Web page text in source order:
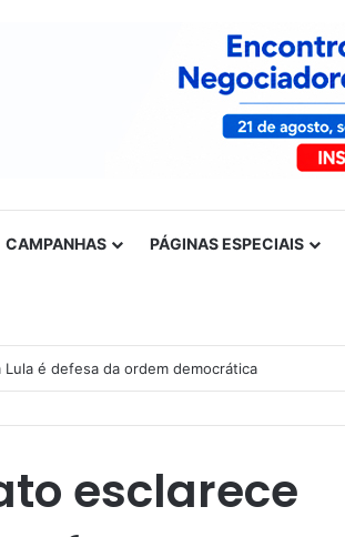
CAMPANHAS PÁGINAS ESPECIAIS
Lula é defesa da ordem democrática
esclarece